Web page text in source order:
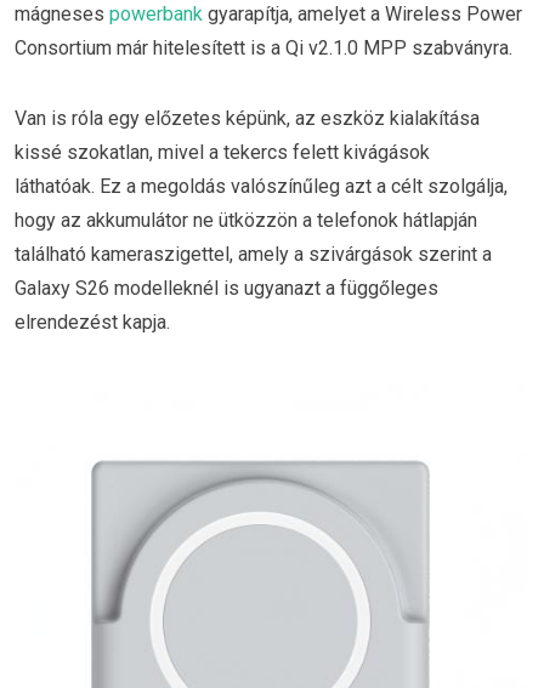
mágneses powerbank gyarapítja, amelyet a Wireless Power
Consortium már hitelesített is a Qi v2.1.0 MPP szabványra.
Van is róla egy előzetes képünk, az eszköz kialakítása
kissé szokatlan, mivel a tekercs felett kivágások
láthatóak. Ez a megoldás valószínűleg azt a célt szolgálja,
hogy az akkumulátor ne ütközzön a telefonok hátlapján
található kameraszigettel, amely a szivárgások szerint a
Galaxy S26 modelleknél is ugyanazt a függőleges
elrendezést kapja.